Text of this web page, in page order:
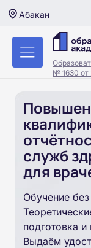
Абакан
№ 1630 от
служб
для
Обучение
подготовка и
Выдаём